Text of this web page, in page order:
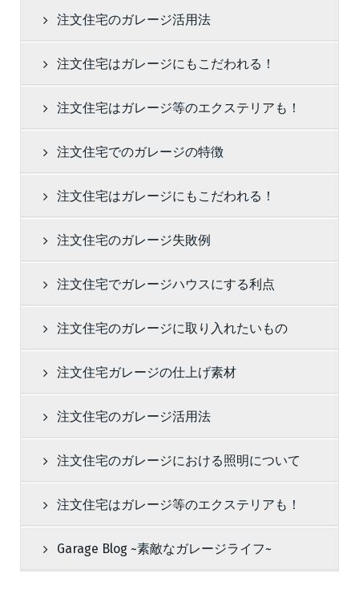
注文住宅のガレージ活用法
注文住宅はガレージにもこだわれる！
注文住宅はガレージ等のエクステリアも！
注文住宅でのガレージの特徴
注文住宅はガレージにもこだわれる！
注文住宅のガレージ失敗例
注文住宅でガレージハウスにする利点
注文住宅のガレージに取り入れたいもの
注文住宅ガレージの仕上げ素材
注文住宅のガレージ活用法
注文住宅のガレージにおける照明について
注文住宅はガレージ等のエクステリアも！
Garage Blog ~素敵なガレージライフ~